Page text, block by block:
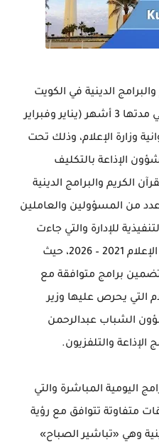
الدينية في الكويت
دورتها البرامجية لعام 2023 والتي مدتها 3 أشهر (يناير وفبراير
وزارة الإعلام، وذلك تحت
الإذاعة بالتكليف
الكريم والبرامج الدينية
من المسؤولين والعاملين
للإدارة والتي جاءت
وفق الاستراتيجية العامة لوزارة الإعلام 2021 – 2026، حيث
برامج متوافقة مع
التي يحرص عليها وزير
الشباب عبدالرحمن
والتلفزيون.
اليومية المباشرة والتي
أوقات متفاوتة تتوافق مع رؤية
وهي «تباشير الصباح»